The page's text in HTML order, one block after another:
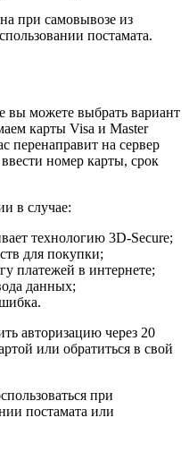
при самовывозе из
постамата.
вы можете выбрать вариант
карты Visa и Master
перенаправит на сервер
номер карты, срок
в случае:
технологию 3D-Secure;
для покупки;
платежей в интернете;
данных;
авторизацию через 20
или обратиться в свой
при
постамата или